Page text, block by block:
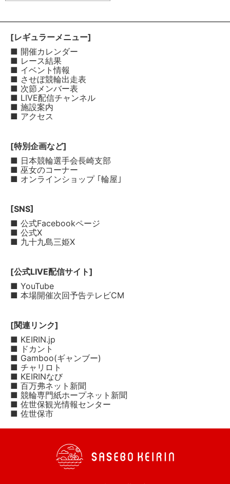
[レギュラーメニュー]
■ 開催カレンダー
■ レース結果
■ イベント情報
■ させぼ競輪出走表
■ 次節メンバー表
■ LIVE配信チャンネル
■ 施設案内
■ アクセス
[特別企画など]
■ 日本競輪選手会長崎支部
■ 巫女のコーナー
■ オンラインショップ ｢輪屋｣
[SNS]
■ 公式Facebookページ
■ 公式X
■ 九十九島三姫X
[公式LIVE配信サイト]
■ YouTube
■ 本場開催次回予告テレビCM
[関連リンク]
■ KEIRIN.jp
■ ドカント
■ Gamboo(ギャンブー)
■ チャリロト
■ KEIRINなび
■ 百万弗ネット新聞
■ 競輪専門紙ホープネット新聞
■ 佐世保観光情報センター
■ 佐世保市